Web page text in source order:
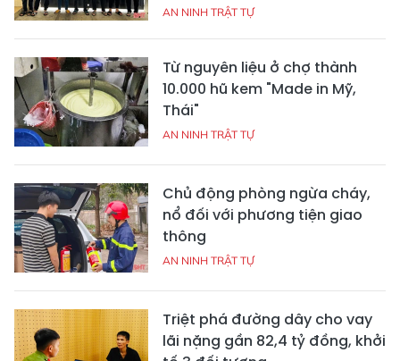
AN NINH TRẬT TỰ
Từ nguyên liệu ở chợ thành
10.000 hũ kem "Made in Mỹ,
Thái"
AN NINH TRẬT TỰ
Chủ động phòng ngừa cháy,
nổ đối với phương tiện giao
thông
AN NINH TRẬT TỰ
Triệt phá đường dây cho vay
lãi nặng gần 82,4 tỷ đồng, khởi